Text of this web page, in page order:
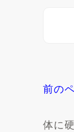
前の
体に